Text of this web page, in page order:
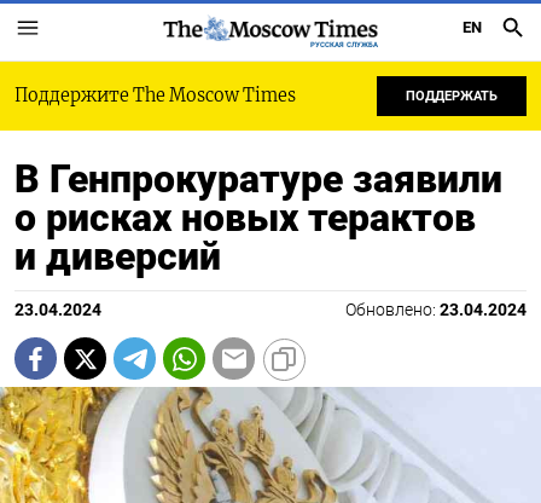
РУССКАЯ СЛУЖБА
EN
Поддержите The Moscow Times ПОДДЕРЖАТЬ
В Генпрокуратуре заявили
о рисках новых терактов
и диверсий
23.04.2024 Обновлено: 23.04.2024